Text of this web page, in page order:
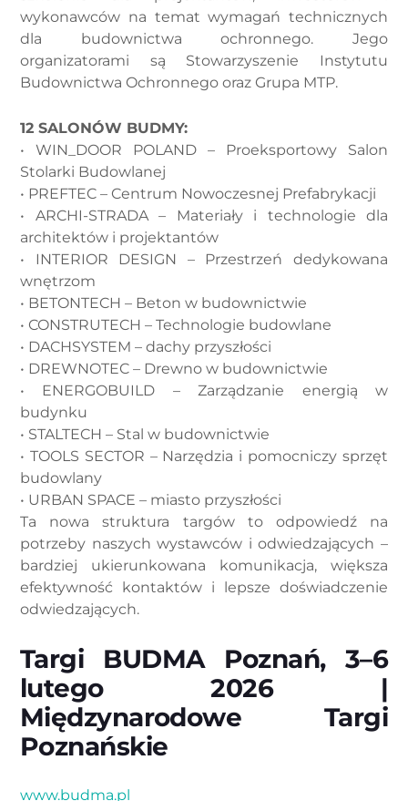
wykonawców na temat wymagań technicznych
dla budownictwa ochronnego. Jego
organizatorami są Stowarzyszenie Instytutu
Budownictwa Ochronnego oraz Grupa MTP.
12 SALONÓW BUDMY:
• WIN_DOOR POLAND – Proeksportowy Salon
Stolarki Budowlanej
• PREFTEC – Centrum Nowoczesnej Prefabrykacji
• ARCHI-STRADA – Materiały i technologie dla
architektów i projektantów
• INTERIOR DESIGN – Przestrzeń dedykowana
wnętrzom
• BETONTECH – Beton w budownictwie
• CONSTRUTECH – Technologie budowlane
• DACHSYSTEM – dachy przyszłości
• DREWNOTEC – Drewno w budownictwie
• ENERGOBUILD – Zarządzanie energią w
budynku
• STALTECH – Stal w budownictwie
• TOOLS SECTOR – Narzędzia i pomocniczy sprzęt
budowlany
• URBAN SPACE – miasto przyszłości
Ta nowa struktura targów to odpowiedź na
potrzeby naszych wystawców i odwiedzających –
bardziej ukierunkowana komunikacja, większa
efektywność kontaktów i lepsze doświadczenie
odwiedzających.
Targi BUDMA Poznań, 3–6
lutego 2026 |
Międzynarodowe Targi
Poznańskie
www.budma.pl